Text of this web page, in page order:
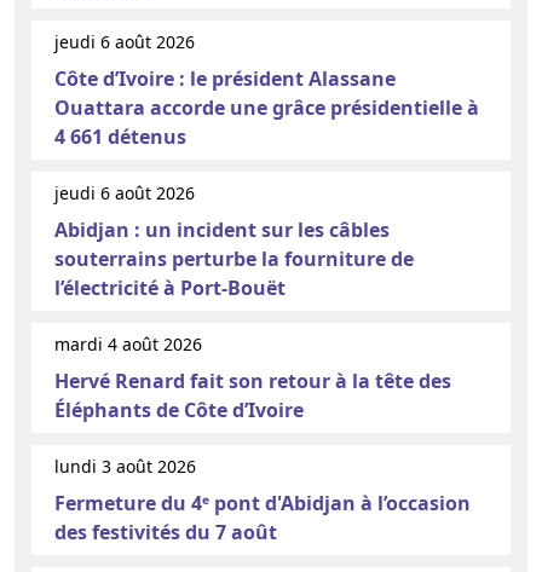
jeudi 6 août 2026
Côte d’Ivoire : le président Alassane
Ouattara accorde une grâce présidentielle à
4 661 détenus
jeudi 6 août 2026
Abidjan : un incident sur les câbles
souterrains perturbe la fourniture de
l’électricité à Port-Bouët
mardi 4 août 2026
Hervé Renard fait son retour à la tête des
Éléphants de Côte d’Ivoire
lundi 3 août 2026
Fermeture du 4ᵉ pont d'Abidjan à l’occasion
des festivités du 7 août